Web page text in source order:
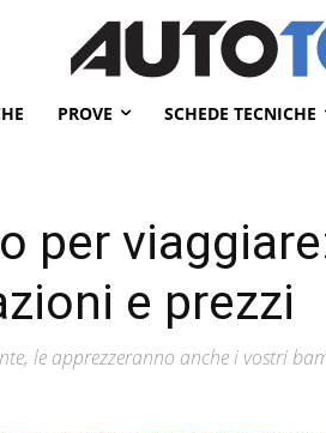
PROVE SCHEDE TECNICHE
per
e prezzi
le apprezzeranno anche i vostri